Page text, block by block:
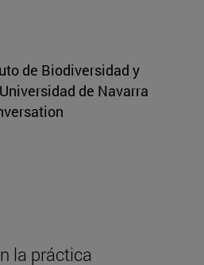
de Biodiversidad y
de Navarra
la práctica